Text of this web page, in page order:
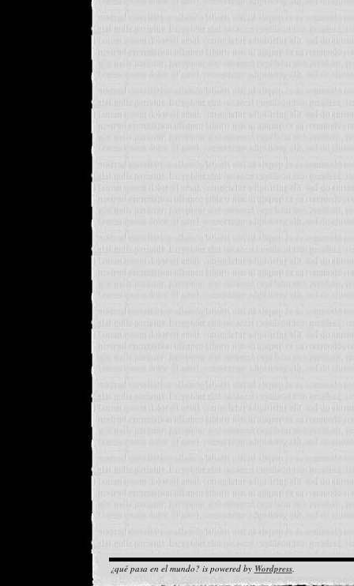
¿qué pasa en el mundo? is powered by Wordpress.